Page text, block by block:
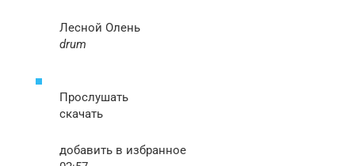
Лесной Олень
drum
Прослушать
скачать
добавить в избранное